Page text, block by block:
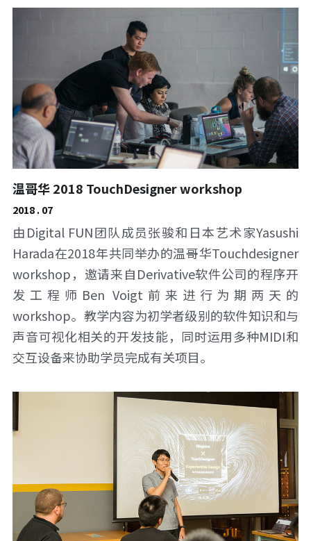
温哥华 2018 TouchDesigner workshop
2018 . 07
由Digital FUN团队成员张骏和日本艺术家Yasushi
Harada在2018年共同举办的温哥华Touchdesigner
workshop，邀请来自Derivative软件公司的程序开
发工程师Ben Voigt前来进行为期两天的
workshop。教学内容为初学者级别的软件知识和与
声音可视化相关的开发技能，同时运用多种MIDI和
交互设备来协助学员完成有关项目。